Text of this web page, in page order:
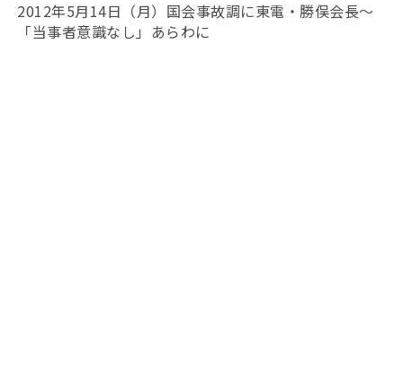
2012年5月14日（月）国会事故調に東電・勝俣会長〜
「当事者意識なし」あらわに